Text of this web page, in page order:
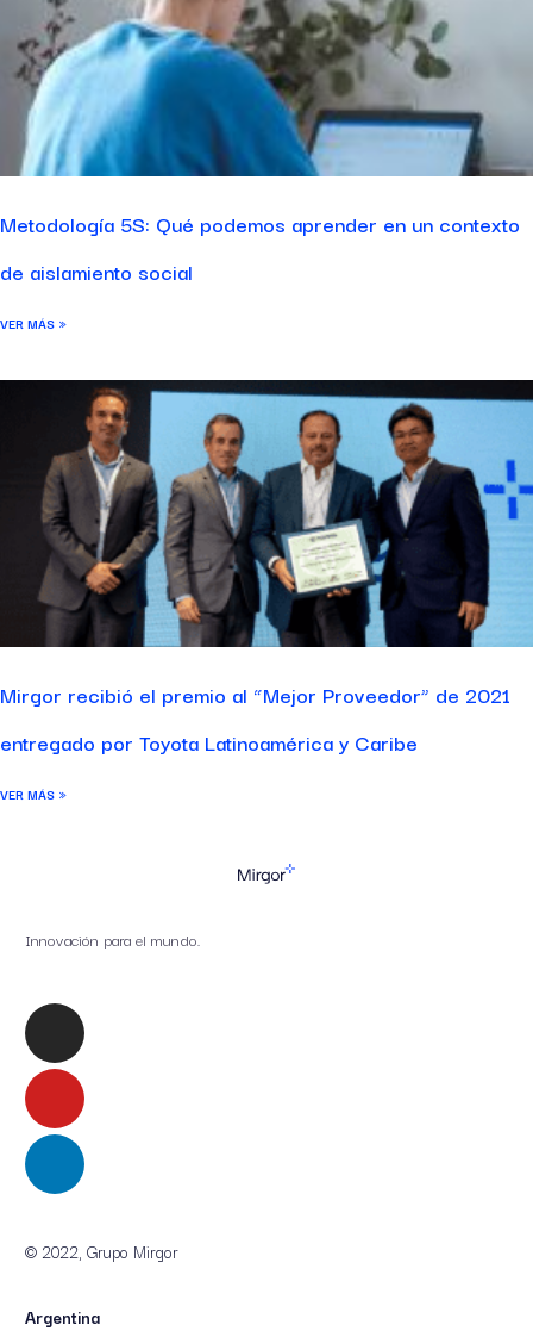
Metodología 5S: Qué podemos aprender en un contexto
de aislamiento social
VER MÁS »
Mirgor recibió el premio al “Mejor Proveedor” de 2021
entregado por Toyota Latinoamérica y Caribe
VER MÁS »
Innovación para el mundo.
© 2022, Grupo Mirgor
Argentina